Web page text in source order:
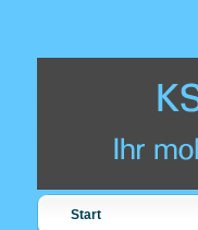
Start